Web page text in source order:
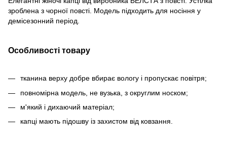
зроблена з чорної повсті. Модель підходить для носіння у
демісезонний період.
Особливості товару
тканина верху добре вбирає вологу і пропускає повітря;
повномірна модель, не вузька, з округлим носком;
м'який і дихаючий матеріал;
капці мають підошву із захистом від ковзання.